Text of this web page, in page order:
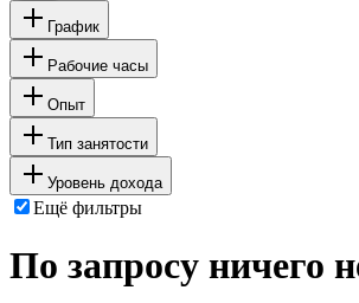
График
Рабочие часы
Опыт
Тип занятости
Уровень дохода
Ещё фильтры
По запросу ничего